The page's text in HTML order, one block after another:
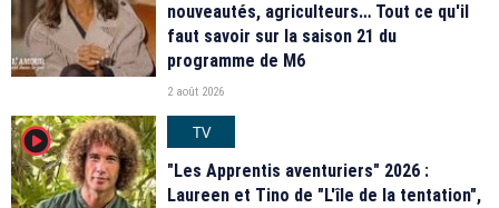
nouveautés, agriculteurs… Tout ce qu'il
faut savoir sur la saison 21 du
programme de M6
2 août 2026
player2
TV
"Les Apprentis aventuriers" 2026 :
Laureen et Tino de "L'île de la tentation",